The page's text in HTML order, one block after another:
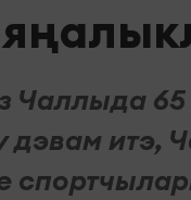
Чаллыда
дэвам